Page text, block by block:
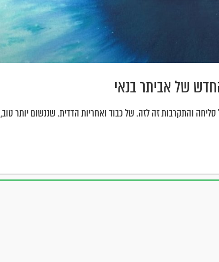
של אביתר בנאי
והתקרבות זה לזה. של כבוד ואחריות הדדית. שננשום יותר טוב,